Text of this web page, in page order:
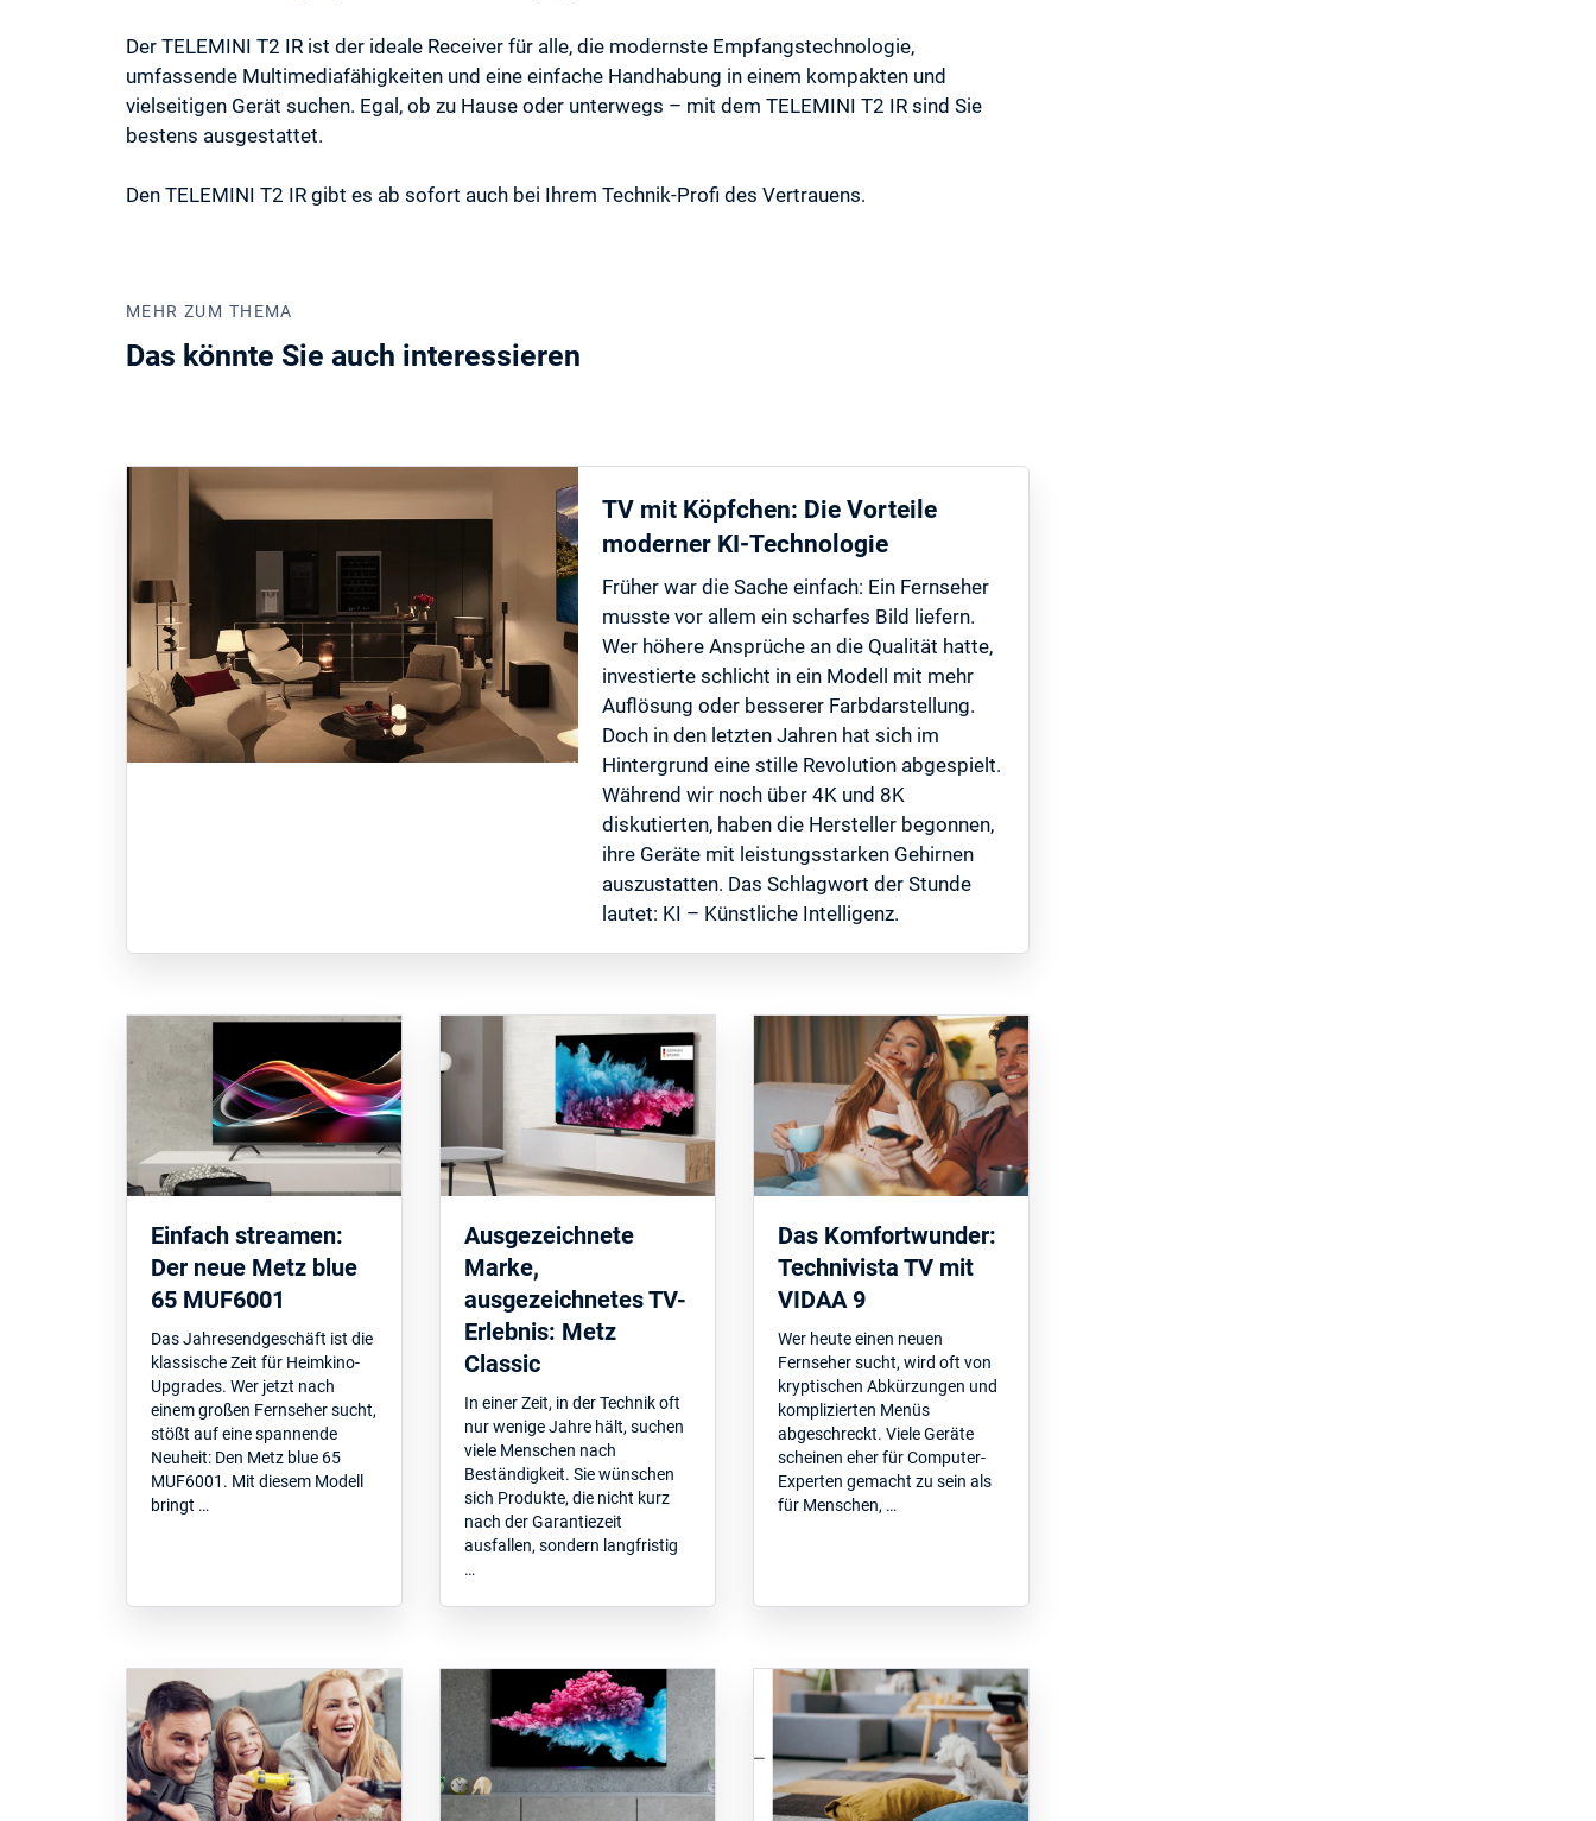
Der TELEMINI T2 IR ist der ideale Receiver für alle, die modernste Empfangstechnologie,
umfassende Multimediafähigkeiten und eine einfache Handhabung in einem kompakten und
vielseitigen Gerät suchen. Egal, ob zu Hause oder unterwegs – mit dem TELEMINI T2 IR sind Sie
bestens ausgestattet.
Den TELEMINI T2 IR gibt es ab sofort auch bei Ihrem Technik-Profi des Vertrauens.
MEHR ZUM THEMA
Das könnte Sie auch interessieren
TV mit Köpfchen: Die Vorteile
moderner KI-Technologie
Früher war die Sache einfach: Ein Fernseher
musste vor allem ein scharfes Bild liefern.
Wer höhere Ansprüche an die Qualität hatte,
investierte schlicht in ein Modell mit mehr
Auflösung oder besserer Farbdarstellung.
Doch in den letzten Jahren hat sich im
Hintergrund eine stille Revolution abgespielt.
Während wir noch über 4K und 8K
diskutierten, haben die Hersteller begonnen,
ihre Geräte mit leistungsstarken Gehirnen
auszustatten. Das Schlagwort der Stunde
lautet: KI – Künstliche Intelligenz.
Einfach streamen:
Der neue Metz blue
65 MUF6001
Das Jahresendgeschäft ist die
klassische Zeit für Heimkino-
Upgrades. Wer jetzt nach
einem großen Fernseher sucht,
stößt auf eine spannende
Neuheit: Den Metz blue 65
MUF6001. Mit diesem Modell
bringt …
Ausgezeichnete
Marke,
ausgezeichnetes TV-
Erlebnis: Metz
Classic
In einer Zeit, in der Technik oft
nur wenige Jahre hält, suchen
viele Menschen nach
Beständigkeit. Sie wünschen
sich Produkte, die nicht kurz
nach der Garantiezeit
ausfallen, sondern langfristig
…
Das Komfortwunder:
Technivista TV mit
VIDAA 9
Wer heute einen neuen
Fernseher sucht, wird oft von
kryptischen Abkürzungen und
komplizierten Menüs
abgeschreckt. Viele Geräte
scheinen eher für Computer-
Experten gemacht zu sein als
für Menschen, …